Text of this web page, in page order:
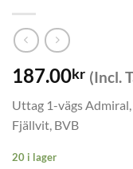
187.00kr (Incl.
Uttag 1-vägs
Fjällvit, BVB
20 i lager